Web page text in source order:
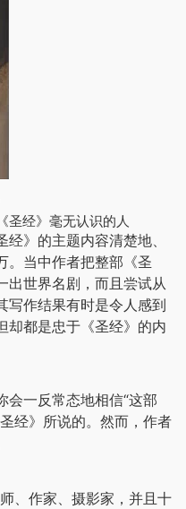
经》毫无认识的人
经》的主题内容清楚地、
。当中作者把整部《圣
出世界名剧，而且尝试从
写作结果有时是令人感到
都是忠于《圣经》的内
会一反常态地相信“这部
经》所说的。然而，作者
、作家、摄影家，并且十